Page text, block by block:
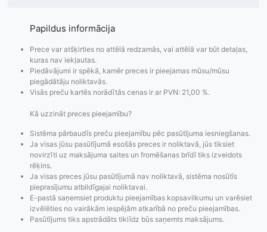
Pasūtījumu statusa
maiņas
paziņojumi,
Visi pieejamie
piegādes veidi un
to izmaksas bez
Papildus informācija
Prece var atšķirties no attēlā redzamās, vai attēlā var būt detaļas,
kuras nav iekļautas.
Piedāvājumi ir spēkā, kamēr preces ir pieejamas mūsu/mūsu
piegādātāju noliktavās.
Visās preču kartēs norādītās cenas ir ar PVN: 21,00 %.
Kā uzzināt preces pieejamību?
Sistēma pārbaudīs preču pieejamību pēc pasūtījuma iesniegšanas.
Ja visas jūsu pasūtījumā esošās preces ir noliktavā, jūs tiksiet
novirzīti uz maksājuma saites un fromēšanas brīdī tiks izveidots
rēķins.
Ja visas preces jūsu pasūtījumā nav noliktavā, sistēma nosūtīs
pieprasījumu atbildīgajai noliktavai.
E-pastā saņemsiet produktu pieejamības kopsavilkumu un varēsiet
izvēlēties no vairākām iespējām atkarībā no preču pieejamības.
Pasūtījums tiks apstrādāts tiklīdz būs saņemts maksājums.